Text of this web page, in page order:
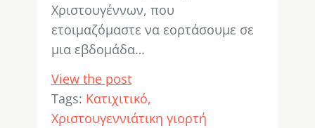
Χριστουγέννων, που
ετοιμαζόμαστε να εορτάσουμε σε
μια εβδομάδα…
View the post
Tags: Κατιχιτικό
Χριστουγεννιάτικη γιορτή